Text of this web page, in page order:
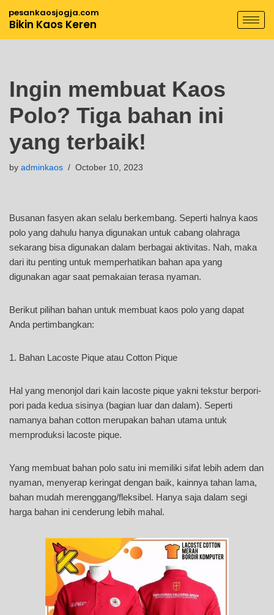
pesankaosjogja.com
Bikin Kaos Keren
Ingin membuat Kaos
Polo? Tiga bahan ini
yang terbaik!
by adminkaos October 10, 2023
Busanan fasyen akan selalu berkembang. Seperti halnya kaos
polo yang dahulu hanya digunakan untuk cabang olahraga
sekarang bisa digunakan dalam berbagai aktivitas. Nah, maka
dari itu penting untuk memperhatikan bahan apa yang
digunakan agar saat pemakaian terasa nyaman.
Berikut pilihan bahan untuk membuat kaos polo yang dapat
Anda pertimbangkan:
1. Bahan Lacoste Pique atau Cotton Pique
Hal yang menonjol dari kain lacoste pique yakni tekstur berpori-
pori pada kedua sisinya (bagian luar dan dalam). Seperti
namanya bahan cotton merupakan bahan utama untuk
memproduksi lacoste pique.
Yang membuat bahan polo satu ini memiliki sifat lebih adem dan
nyaman, menyerap keringat dengan baik, kainnya tahan lama,
bahan mudah merenggang/fleksibel. Hanya saja dalam segi
harga bahan ini cenderung lebih mahal.